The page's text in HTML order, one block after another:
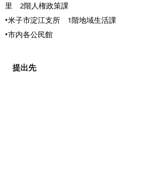
里 2階人権政策課
•米子市淀江支所 1階地域生活課
•市内各公民館
提出先